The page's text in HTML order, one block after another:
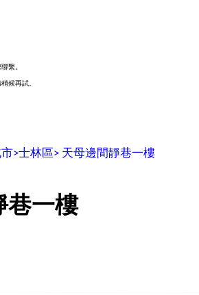
繫。
候再試。
>士林區> 天母邊間靜巷一樓
巷一樓